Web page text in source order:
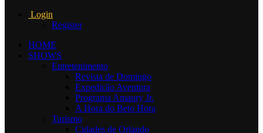
Login
Register
HOME
SHOWS
Entretenimento
Revista de Domingo
Expedição Aventura
Programa Amaury Jr.
A Hora do Beto Hora
Turismo
Cidades de Orlando